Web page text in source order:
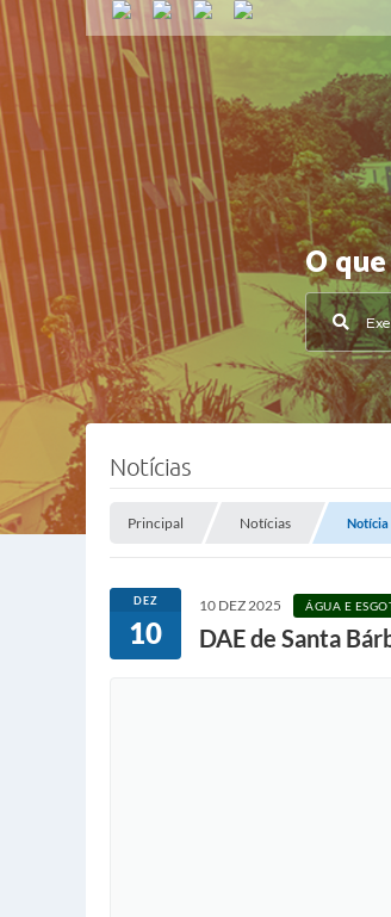
O
Notícias
Principal Notícias Notícia
DEZ
10
10 DEZ 2025 ÁGUA E
DAE de Santa